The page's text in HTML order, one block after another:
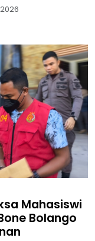
Mahasiswi
Bolango